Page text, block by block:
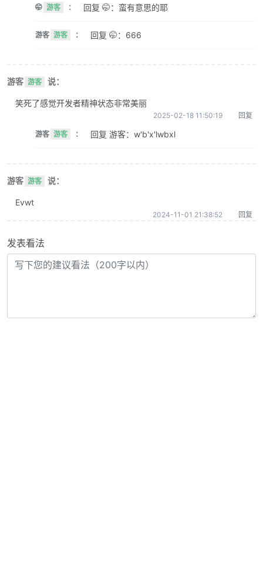
🤭 游客 ： 回复 🤭：蛮有意思的耶
游客 游客 ： 回复 🤭：666
游客 游客 说：
笑死了感觉开发者精神状态非常美丽
2025-02-18 11:50:19 回复
游客 游客 ： 回复 游客：w'b'x'lwbxl
游客 游客 说：
Evwt
2024-11-01 21:38:52 回复
发表看法